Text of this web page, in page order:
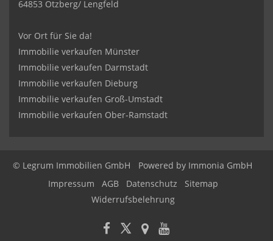
64853 Otzberg/ Lengfeld
Vor Ort für Sie da!
Immobilie verkaufen Münster
Immobilie verkaufen Darmstadt
Immobilie verkaufen Dieburg
Immobilie verkaufen Groß-Umstadt
Immobilie verkaufen Ober-Ramstadt
© Legrum Immobilien GmbH Powered by Immonia GmbH
Impressum
AGB Datenschutz
Sitemap
Widerrufsbelehrung